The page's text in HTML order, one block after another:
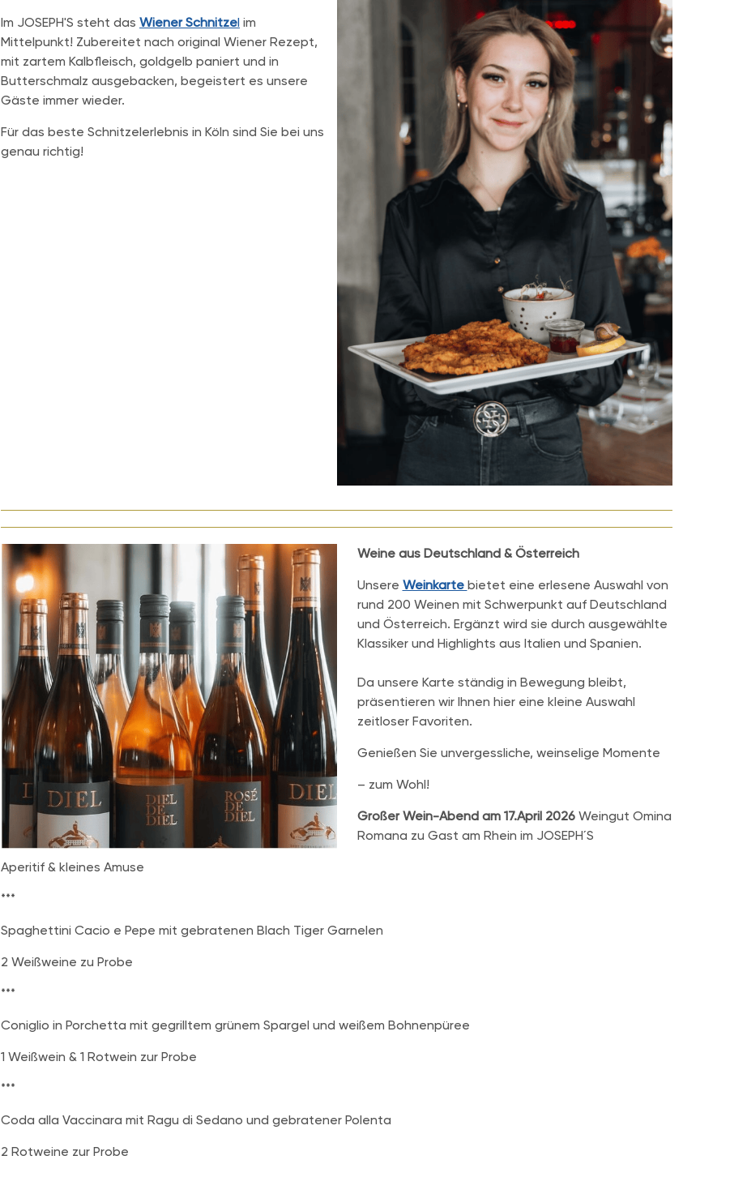
Im JOSEPH'S steht das Wiener Schnitzel im
Mittelpunkt! Zubereitet nach original Wiener Rezept,
mit zartem Kalbfleisch, goldgelb paniert und in
Butterschmalz ausgebacken, begeistert es unsere
Gäste immer wieder.
Für das beste Schnitzelerlebnis in Köln sind Sie bei uns
genau richtig!
Weine aus Deutschland & Österreich
Unsere Weinkarte bietet eine erlesene Auswahl von
rund 200 Weinen mit Schwerpunkt auf Deutschland
und Österreich. Ergänzt wird sie durch ausgewählte
Klassiker und Highlights aus Italien und Spanien.
Da unsere Karte ständig in Bewegung bleibt,
präsentieren wir Ihnen hier eine kleine Auswahl
zeitloser Favoriten.
Genießen Sie unvergessliche, weinselige Momente
– zum Wohl!
Großer Wein-Abend am 17.April 2026Weingut Omina
Romana zu Gast am Rhein im JOSEPH´S
Aperitif & kleines Amuse
***
Spaghettini Cacio e Pepe mit gebratenen Blach Tiger Garnelen
2 Weißweine zu Probe
***
Coniglio in Porchetta mit gegrilltem grünem Spargel und weißem Bohnenpüree
1 Weißwein & 1 Rotwein zur Probe
***
Coda alla Vaccinara mit Ragu di Sedano und gebratener Polenta
2 Rotweine zur Probe